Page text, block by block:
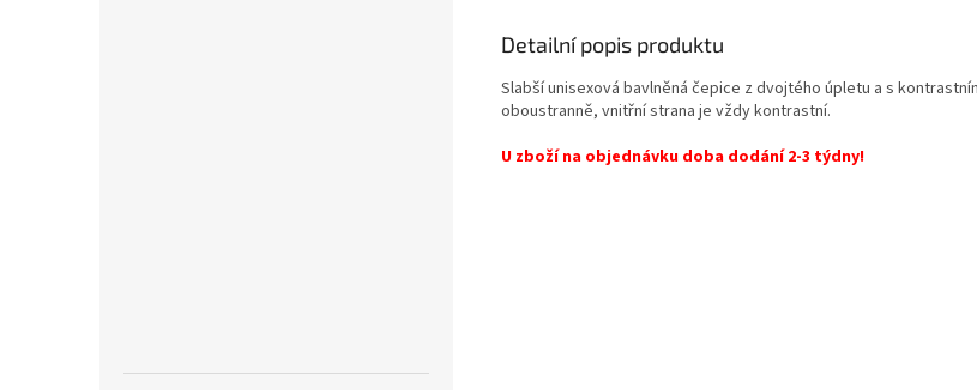
Detailní popis produktu
Slabší unisexová bavlněná čepice z dvojtého úpletu a s
oboustranně, vnitřní strana je vždy kontrastní.
U zboží na objednávku doba dodání 2-3 týdny!